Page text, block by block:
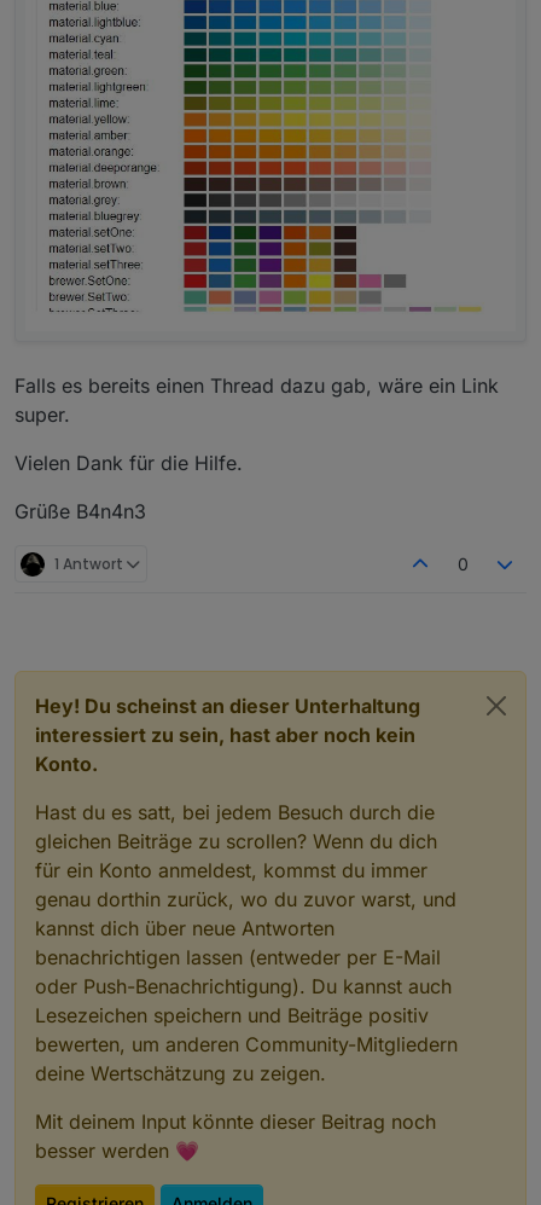
Falls es bereits einen Thread dazu gab, wäre ein Link
super.
Vielen Dank für die Hilfe.
Grüße B4n4n3
1 Antwort 0
Hey! Du scheinst an dieser Unterhaltung
interessiert zu sein, hast aber noch kein
Konto.
Hast du es satt, bei jedem Besuch durch die
gleichen Beiträge zu scrollen? Wenn du dich
für ein Konto anmeldest, kommst du immer
genau dorthin zurück, wo du zuvor warst, und
kannst dich über neue Antworten
benachrichtigen lassen (entweder per E-Mail
oder Push-Benachrichtigung). Du kannst auch
Lesezeichen speichern und Beiträge positiv
bewerten, um anderen Community-Mitgliedern
deine Wertschätzung zu zeigen.
Mit deinem Input könnte dieser Beitrag noch
besser werden 💗